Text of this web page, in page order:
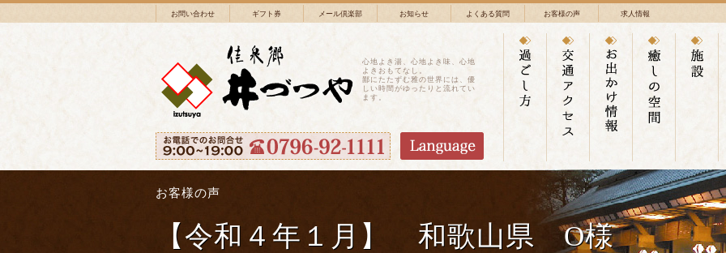
お問い合わせ ギフト券 メール倶楽部 お知らせ よくある質問 お客様の声 求人情報
心地よき湯、心地よき味、心地
よきおもてなし。
鄙にたたずむ雅の世界には、優
しい時間がゆったりと流れてい
ます。
お客様の声
【令和４年１月】 和歌山県 O様